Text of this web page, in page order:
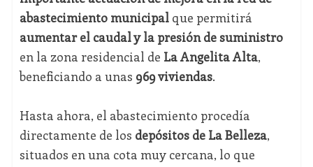
abastecimiento municipalque permitirá
aumentar el caudal y la presión de suministro
en la zona residencial de La Angelita Alta,
beneficiando a unas 969 viviendas.
Hasta ahora, el abastecimiento procedía
directamente de los depósitos de La Belleza,
situados en una cota muy cercana, lo que